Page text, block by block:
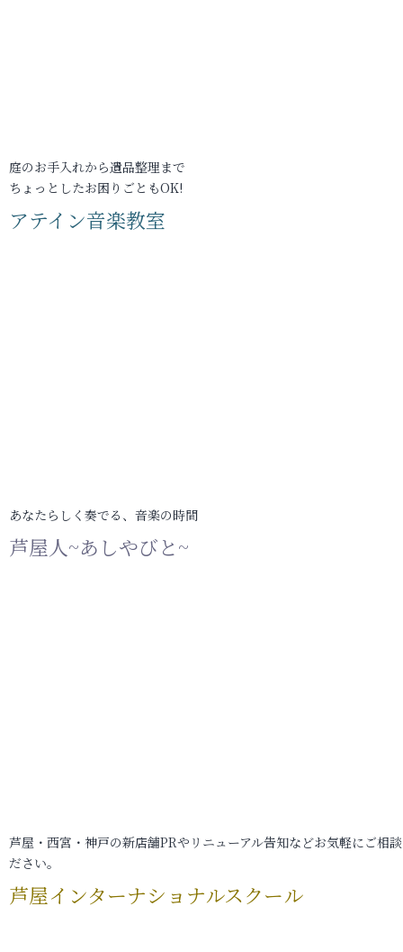
庭のお手入れから遺品整理まで
ちょっとしたお困りごともOK!
アテイン音楽教室
あなたらしく奏でる、音楽の時間
芦屋人~あしやびと~
芦屋・西宮・神戸の新店舗PRやリニューアル告知などお気軽にご相
ださい。
芦屋インターナショナルスクール